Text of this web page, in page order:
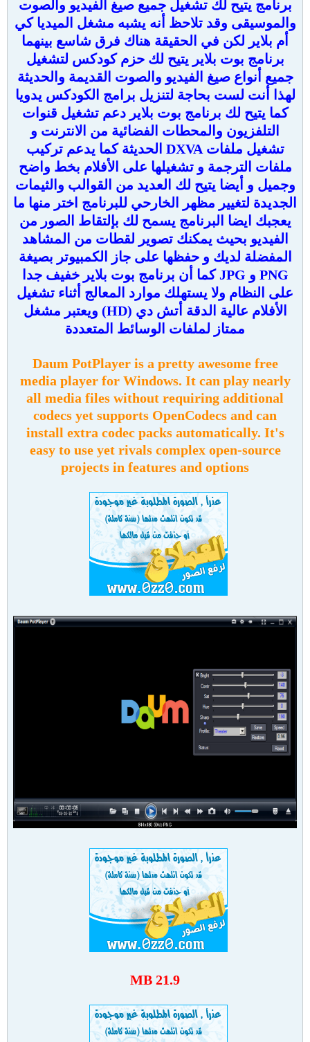
برنامج يتيح لك تشغيل جميع صيغ الفيديو والصوت
والموسيقى وقد تلاحظ أنه يشبه مشغل الميديا كي
أم بلاير لكن في الحقيقة هناك فرق شاسع بينهما
برنامج بوت بلاير يتيح لك حزم كودكس لتشغيل
جميع أنواع صيغ الفيديو والصوت القديمة والحديثة
لهذا أنت لست بحاجة لتنزيل برامج الكودكس يدويا
كما يتيح لك برنامج بوت بلاير دعم تشغيل قنوات
التلفزيون والمحطات الفضائية من الانترنت و
تشغيل ملفات DXVA الحديثة كما يدعم تركيب
ملفات الترجمة و تشغيلها على الأفلام بخط واضح
وجميل و أيضا يتيح لك العديد من القوالب والثيمات
الجديدة لتغيير مظهر الخارحي للبرنامج اختر منها ما
يعجبك ايضا البرنامج يسمح لك بإلتقاط الصور من
الفيديو بحيث يمكنك تصوير لقطات من المشاهد
المفضلة لديك و حفظها على جاز الكمبيوتر بصيغة
PNG و JPG كما أن برنامج بوت بلاير خفيف جدا
على النظام ولا يستهلك موارد المعالج أثناء تشغيل
الأفلام عالية الدقة أتش دي (HD) ويعتبر مشغل
ممتاز لملفات الوسائط المتعددة
Daum PotPlayer is a pretty awesome free
media player for Windows. It can play nearly
all media files without requiring additional
codecs yet supports OpenCodecs and can
install extra codec packs automatically. It's
easy to use yet rivals complex open-source
projects in features and options
21.9 MB